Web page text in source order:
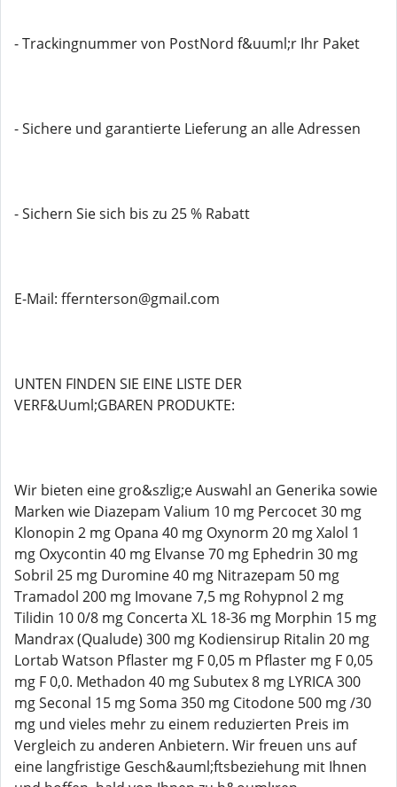
- Trackingnummer von PostNord f&uuml;r Ihr Paket
- Sichere und garantierte Lieferung an alle Adressen
- Sichern Sie sich bis zu 25 % Rabatt
E-Mail: ffernterson@gmail.com
UNTEN FINDEN SIE EINE LISTE DER
VERF&Uuml;GBAREN PRODUKTE:
Wir bieten eine gro&szlig;e Auswahl an Generika sowie
Marken wie Diazepam Valium 10 mg Percocet 30 mg
Klonopin 2 mg Opana 40 mg Oxynorm 20 mg Xalol 1
mg Oxycontin 40 mg Elvanse 70 mg Ephedrin 30 mg
Sobril 25 mg Duromine 40 mg Nitrazepam 50 mg
Tramadol 200 mg Imovane 7,5 mg Rohypnol 2 mg
Tilidin 10 0/8 mg Concerta XL 18-36 mg Morphin 15 mg
Mandrax (Qualude) 300 mg Kodiensirup Ritalin 20 mg
Lortab Watson Pflaster mg F 0,05 m Pflaster mg F 0,05
mg F 0,0. Methadon 40 mg Subutex 8 mg LYRICA 300
mg Seconal 15 mg Soma 350 mg Citodone 500 mg /30
mg und vieles mehr zu einem reduzierten Preis im
Vergleich zu anderen Anbietern. Wir freuen uns auf
eine langfristige Gesch&auml;ftsbeziehung mit Ihnen